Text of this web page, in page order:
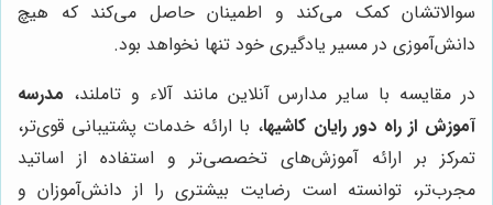
سوالاتشان کمک می‌کند و اطمینان حاصل می‌کند که هیچ
دانش‌آموزی در مسیر یادگیری خود تنها نخواهد بود.
در مقایسه با سایر مدارس آنلاین مانند آلاء و تاملند، مدرسه
آموزش از راه دور رایان کاشیها، با ارائه خدمات پشتیبانی قوی‌تر،
تمرکز بر ارائه آموزش‌های تخصصی‌تر و استفاده از اساتید
مجرب‌تر، توانسته است رضایت بیشتری را از دانش‌آموزان و